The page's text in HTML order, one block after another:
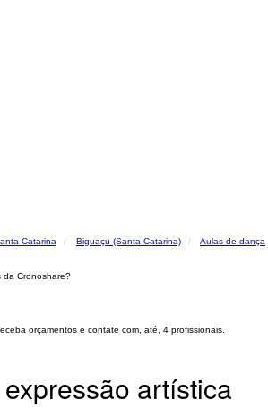
Catarina Biguaçu (Santa Catarina) Aulas de dança
da Cronoshare?
orçamentos e contate com, até, 4 profissionais.
artística